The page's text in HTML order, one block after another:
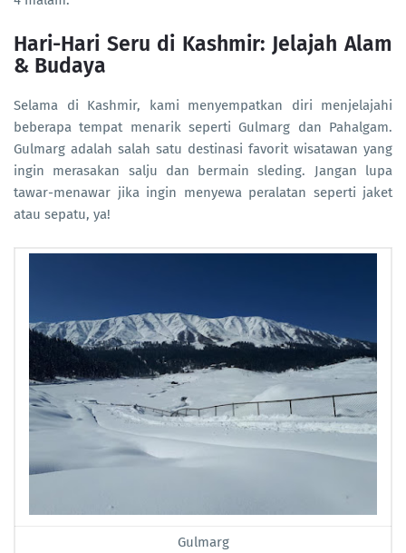
Hari-Hari Seru di Kashmir: Jelajah Alam
& Budaya
Selama di Kashmir, kami menyempatkan diri menjelajahi
beberapa tempat menarik seperti Gulmarg dan Pahalgam.
Gulmarg adalah salah satu destinasi favorit wisatawan yang
ingin merasakan salju dan bermain sleding. Jangan lupa
tawar-menawar jika ingin menyewa peralatan seperti jaket
atau sepatu, ya!
Gulmarg